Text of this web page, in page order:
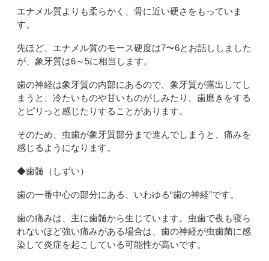
エナメル質よりも柔らかく、骨に近い硬さをもっていま
す。
先ほど、エナメル質のモース硬度は7〜6とお話ししました
が、象牙質は6～5に相当します。
歯の神経は象牙質の内部にあるので、象牙質が露出してし
まうと、冷たいものや甘いものがしみたり、歯磨きをする
とピリっと感じたりすることがあります。
そのため、虫歯が象牙質部分まで進んでしまうと、痛みを
感じるようになります。
◆歯髄（しずい）
歯の一番中心の部分にある、いわゆる“歯の神経”です。
歯の痛みは、主に歯髄から生じています。虫歯で夜も寝ら
れないほど強い痛みがある場合は、歯の神経が虫歯菌に感
染して炎症を起こしている可能性が高いです。